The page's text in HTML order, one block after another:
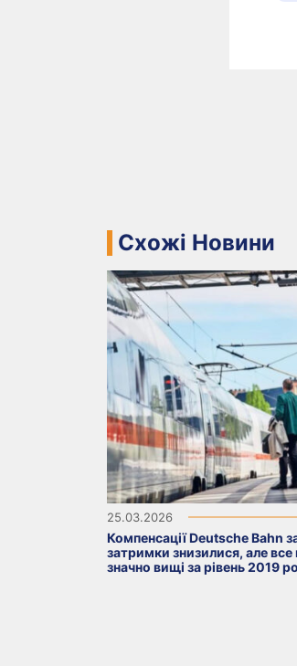
Схожі Новини
25.03.2026
Компенсації Deutsche Bahn
затримки знизилися, але
значно вищі за рівень 2019